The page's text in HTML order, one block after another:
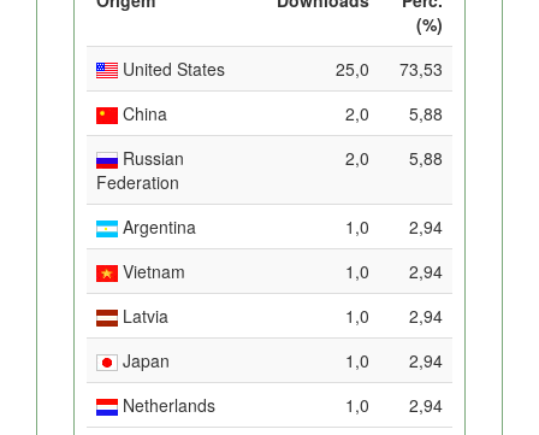
(%)
United States
25,0
73,53
China
2,0
5,88
Russian
Federation
2,0 5,88
Argentina 1,0
2,94
Vietnam
1,0
2,94
Latvia
1,0
2,94
Japan
1,0
2,94
Netherlands
1,0
2,94